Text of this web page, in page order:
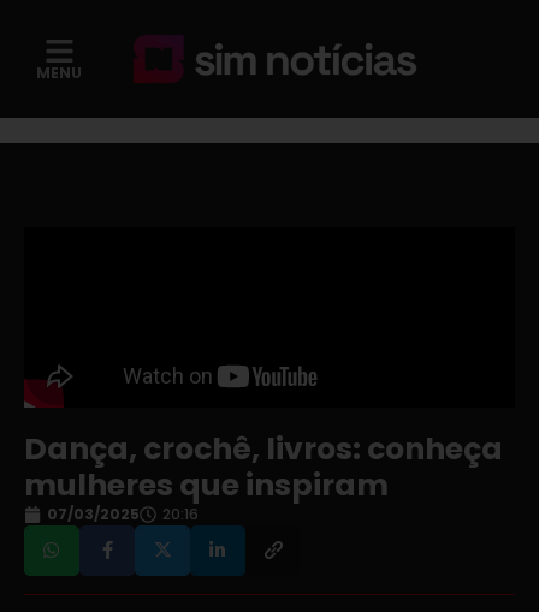
MENU
Dança, crochê, livros: conheça
mulheres que inspiram
07/03/2025 20:16